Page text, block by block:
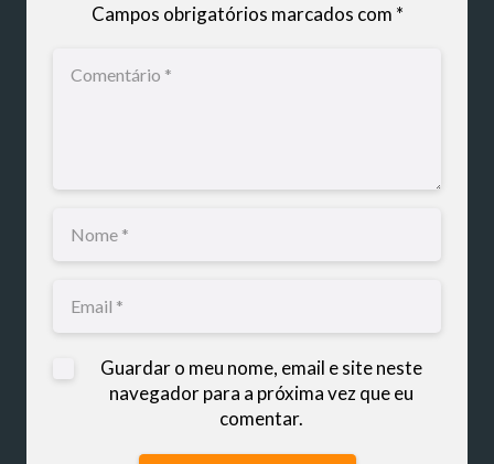
Campos obrigatórios marcados com *
Guardar o meu nome, email e site neste
navegador para a próxima vez que eu
comentar.